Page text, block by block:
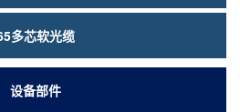
多芯软光缆
设备部件